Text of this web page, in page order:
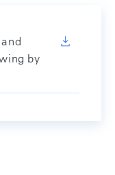
by